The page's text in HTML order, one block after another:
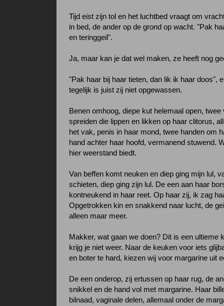
Tijd eist zijn tol en het luchtbed vraagt om
in bed, de ander op de grond op wacht. "Pak
en teringgeil".
Ja, maar kan je dat wel maken, ze heeft nog
"Pak haar bij haar tieten, dan lik ik haar doos",
tegelijk is juist zij niet opgewassen.
Benen omhoog, diepe kut helemaal open, twee
spreiden die lippen en likken op haar clitorus,
het vak, penis in haar mond, twee handen om
hand achter haar hoofd, vermanend stuwend.
hier weerstand biedt.
Van beffen komt neuken en diep ging mijn lul,
schieten, diep ging zijn lul. De een aan haar
kontneukend in haar reet. Op haar zij, ik zag
Opgetrokken kin en snakkend naar lucht, de
alleen maar meer.
Makker, wat gaan we doen? Dit is een ultieme
krijg je niet weer. Naar de keuken voor iets
en boter te hard, kiezen wij voor margarine uit
De een onderop, zij ertussen op haar rug, de
snikkel en de hand vol met margarine. Haar
bilnaad, vaginale delen, allemaal onder de